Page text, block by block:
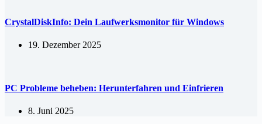
CrystalDiskInfo: Dein Laufwerksmonitor für Windows
19. Dezember 2025
PC Probleme beheben: Herunterfahren und Einfrieren
8. Juni 2025